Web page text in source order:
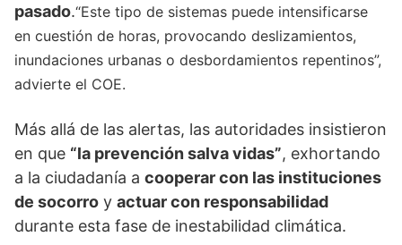
pasado.“Este tipo de sistemas puede intensificarse
en cuestión de horas, provocando deslizamientos,
inundaciones urbanas o desbordamientos repentinos”,
advierte el COE.
Más allá de las alertas, las autoridades insistieron
en que “la prevención salva vidas”, exhortando
a la ciudadanía a cooperar con las instituciones
de socorro y actuar con responsabilidad
durante esta fase de inestabilidad climática.